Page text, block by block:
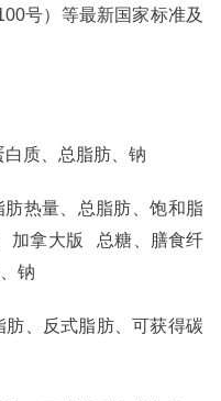
号）等最新国家标准及
质、总脂肪、钠
量、总脂肪、饱和脂
加拿大版 总糖、膳食纤
钠
、反式脂肪、可获得碳